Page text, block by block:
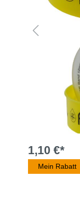
1,10 €*
Mein Rabatt